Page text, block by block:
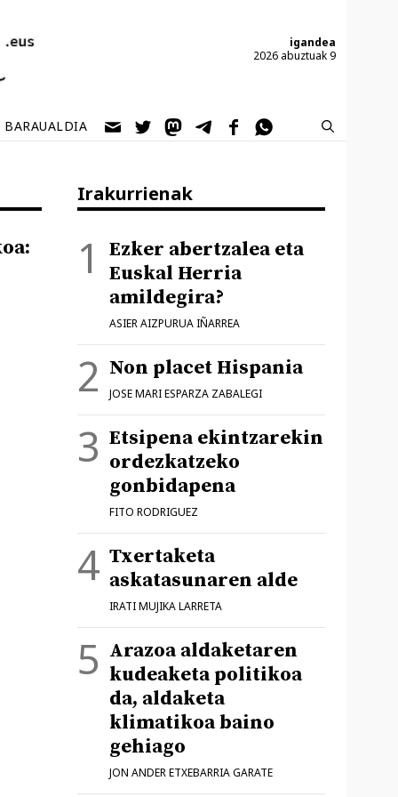
igandea
2026 abuztuak 9
BARAUALDIA
Irakurrienak
Ezker abertzalea eta
Euskal Herria
amildegira?
ASIER AIZPURUA IÑARREA
Non placet Hispania
JOSE MARI ESPARZA ZABALEGI
Etsipena ekintzarekin
ordezkatzeko
gonbidapena
FITO RODRIGUEZ
Txertaketa
askatasunaren alde
IRATI MUJIKA LARRETA
Arazoa aldaketaren
kudeaketa politikoa
da, aldaketa
klimatikoa baino
gehiago
JON ANDER ETXEBARRIA GARATE